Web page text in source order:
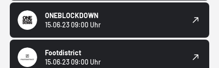
ONEBLOCKDOWN
15.06.23 09:00 Uhr
Footdistrict
15.06.23 09:00 Uhr